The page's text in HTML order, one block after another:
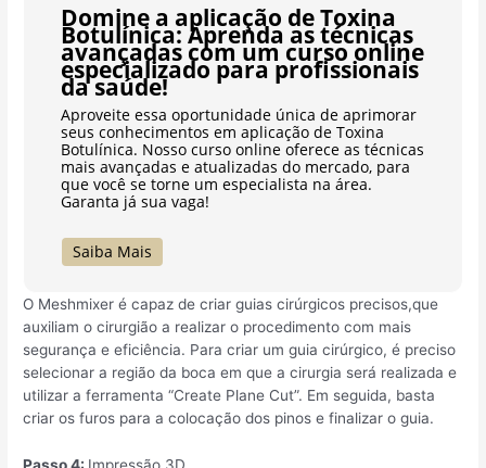
Domine a aplicação de Toxina
Botulínica: Aprenda as técnicas
avançadas com um curso online
especializado para profissionais
da saúde!
Aproveite essa oportunidade única de aprimorar
seus conhecimentos em aplicação de Toxina
Botulínica. Nosso curso online oferece as técnicas
mais avançadas e atualizadas do mercado, para
que você se torne um especialista na área.
Garanta já sua vaga!
Saiba Mais
O Meshmixer é capaz de criar guias cirúrgicos precisos,que
auxiliam o cirurgião a realizar o procedimento com mais
segurança e eficiência. Para criar um guia cirúrgico, é preciso
selecionar a região da boca em que a cirurgia será realizada e
utilizar a ferramenta “Create Plane Cut”. Em seguida, basta
criar os furos para a colocação dos pinos e finalizar o guia.